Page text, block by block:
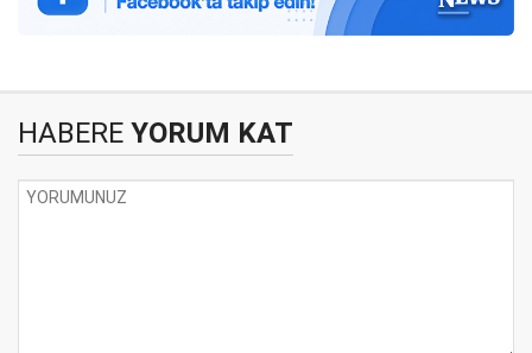
HABERE YORUM KAT